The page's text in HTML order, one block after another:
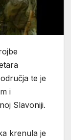
te je
i
Slavoniji.
krenula je